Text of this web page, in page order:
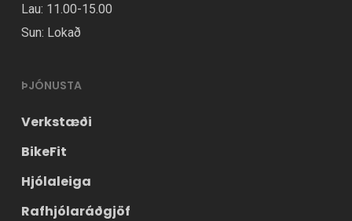
Lau: 11.00-15.00
Sun: Lokað
ÞJÓNUSTA
Verkstæði
BikeFit
Hjólaleiga
Rafhjólaráðgjöf